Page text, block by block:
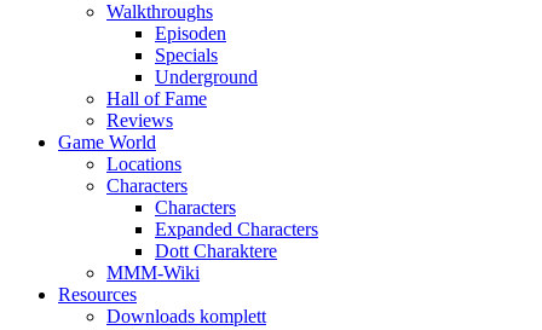
Walkthroughs
Episoden
Specials
Underground
Hall of Fame
Reviews
Game World
Locations
Characters
Characters
Expanded Characters
Dott Charaktere
MMM-Wiki
Resources
Downloads komplett